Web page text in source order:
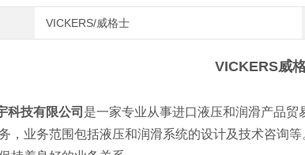
VICKERS/威格士
VICKERS威
科技有限公司 是一家专业从事进口液压和润滑产品
，业务范围包括液压和润滑系统的设计及技术咨询